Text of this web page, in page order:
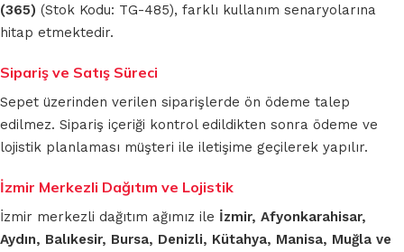
(365) (Stok Kodu: TG-485), farklı kullanım senaryolarına
hitap etmektedir.
Sipariş ve Satış Süreci
Sepet üzerinden verilen siparişlerde ön ödeme talep
edilmez. Sipariş içeriği kontrol edildikten sonra ödeme ve
lojistik planlaması müşteri ile iletişime geçilerek yapılır.
İzmir Merkezli Dağıtım ve Lojistik
İzmir merkezli dağıtım ağımız ile İzmir, Afyonkarahisar,
Aydın, Balıkesir, Bursa, Denizli, Kütahya, Manisa, Muğla ve